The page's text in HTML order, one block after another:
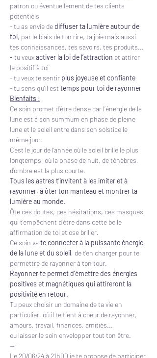
patron ou éventuellement de tes clients
potentiels
- tu as envie de diffuser ta lumière autour de
toi, par le biais de ton rire, ta joie mais aussi
tes connaissances, tes savoirs, tes produits...
- tu veux activer la loi de l’attraction et attirer
le positif à toi
- tu veux te sentir plus joyeuse et confiante
- tu sens qu’il est temps pour toi de rayonner
Bienfaits :
Ce soin promet d’être dense car l’énergie de la
lune est à son summum en phase de pleine
lune et le soleil entre dans son solstice le
même jour.
C’est le jour de l’année où le soleil brille le plus
longtemps, où la phase de nuit, de ténèbres,
d’ombre est la plus courte.
Tous les astres t’invitent à les imiter et à
rayonner, à ôter ton manteau et montrer ta
lumière au monde.
Ôte ces doutes, ces hésitations, ces masques
qui t’empêchent d’être dans cette belle
affirmation de toi et ose briller.
Ce soin va te connecter à la puissante énergie
de la lune et du soleil, de t’en charger pour te
permettre de rayonner à ton tour.
Rayonner te permet d’émettre des énergies
positives et magnétiques qui attireront la
positivité en retour.
Tu peux choisir un domaine de ta vie en
particulier, où il te tient à coeur de rayonner,
amours, travail, finances, amitiés...
ou laisser le soin envelopper tout ton être.
---
Le 20/06/24 à 21h00 je te propose de participer